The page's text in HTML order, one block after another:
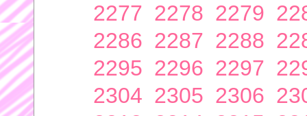
2277 2278 2279
2286 2287 2288
2295 2296 2297
2304 2305 2306